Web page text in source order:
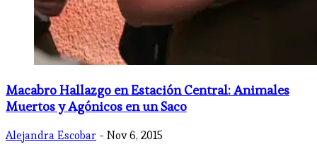
Macabro Hallazgo en Estación Central: Animales
Muertos y Agónicos en un Saco
Alejandra Escobar - Nov 6, 2015